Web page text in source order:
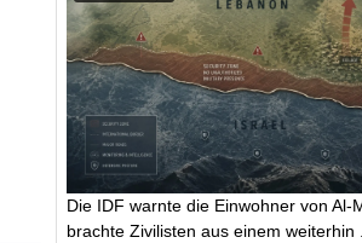
Die IDF warnte die Einwohner von Al-
brachte Zivilisten aus einem weiterhin